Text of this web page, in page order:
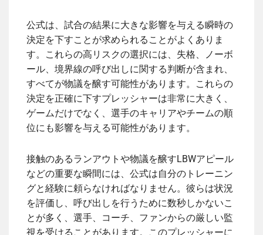
公式は、試合の結果に大きな影響を与える瞬時の
決定を下すことが求められることがよくありま
す。これらの高リスクの選択には、失格、ノーボ
ール、境界線の呼び出しに関する判断が含まれ、
すべてが物議を醸す可能性があります。これらの
決定を正確に下すプレッシャーは非常に大きく、
ゲームだけでなく、選手のキャリアやチームの順
位にも影響を与える可能性があります。
接触のあるランアウトや物議を醸すLBWアピール
などの重要な瞬間には、公式は自分のトレーニン
グと経験に頼らなければなりません。彼らは状況
を評価し、呼び出しを行うために数秒しかないこ
とが多く、選手、コーチ、ファンからの厳しい監
視を受けることがあります。このプレッシャーに